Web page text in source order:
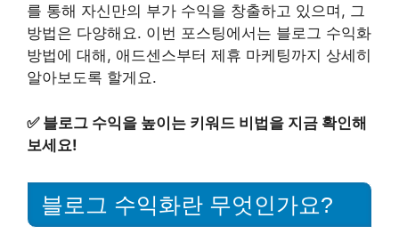
를 통해 자신만의 부가 수익을 창출하고 있으며, 그
방법은 다양해요. 이번 포스팅에서는 블로그 수익화
방법에 대해, 애드센스부터 제휴 마케팅까지 상세히
알아보도록 할게요.
✅ 블로그 수익을 높이는 키워드 비법을 지금 확인해
보세요!
블로그 수익화란 무엇인가요?